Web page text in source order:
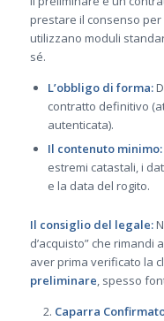
prestare il consenso
utilizzano moduli
sé.
L’obbligo di forma:
contratto definitivo
autenticata).
Il contenuto minimo:
estremi catastali, i
e la data del rogito.
Il consiglio del legale:
d’acquisto” che rimandi
aver prima verificato la
preliminare, spesso
Caparra